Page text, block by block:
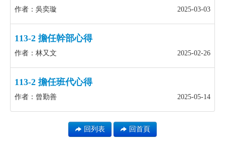
作者：吳奕璇 2025-03-03
113-2 擔任幹部心得
作者：林又文 2025-02-26
113-2 擔任班代心得
作者：曾勤善 2025-05-14
回列表 回首頁